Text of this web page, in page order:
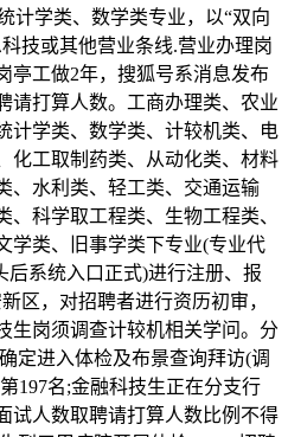
计学类、数学类专业，以“双向
技或其他营业条线.营业办理岗
亭工做2年，搜狐号系消息发布
请打算人数。工商办理类、农业
计学类、数学类、计较机类、电
化工取制药类、从动化类、材料
、水利类、轻工类、交通运输
科学取工程类、生物工程类、
学类、旧事学类下专业(专业代
后系统入口正式)进行注册、报
区，对招聘者进行资历初审，
生岗须调查计较机相关学问。分
定进入体检及布景查询拜访(调
197名;金融科技生正在分支行
试人数取聘请打算人数比例不得